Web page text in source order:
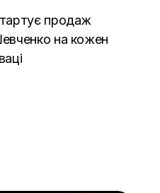
продаж
на кожен